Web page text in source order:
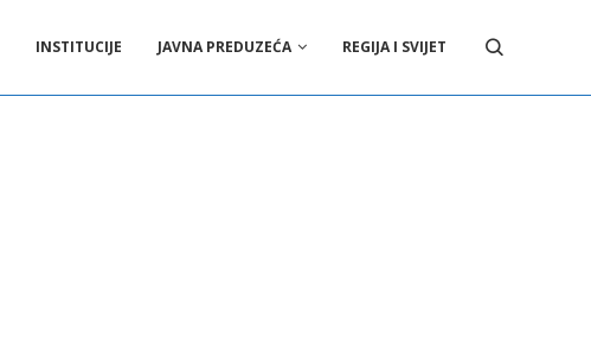
INSTITUCIJE JAVNA PREDUZEĆA REGIJA I SVIJET